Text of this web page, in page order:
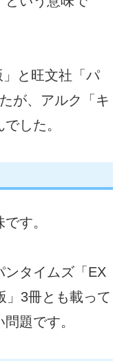
と旺文社「パ
が、アルク「キ
した。
す。
ンタイムズ「EX
」3冊とも載って
題です。